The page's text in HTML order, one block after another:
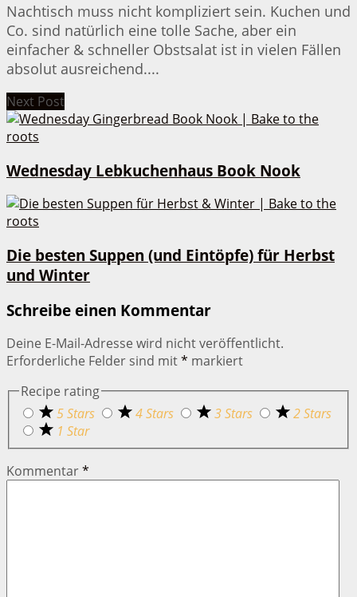
Nachtisch muss nicht kompliziert sein. Kuchen und
Co. sind natürlich eine tolle Sache, aber ein
einfacher & schneller Obstsalat ist in vielen Fällen
absolut ausreichend....
Next Post
Wednesday Lebkuchenhaus Book Nook
Die besten Suppen (und Eintöpfe) für Herbst
und Winter
Schreibe einen Kommentar
Deine E-Mail-Adresse wird nicht veröffentlicht.
Erforderliche Felder sind mit* markiert
Recipe rating
5 Stars
4 Stars 3 Stars
2 Stars
1 Star
Kommentar*